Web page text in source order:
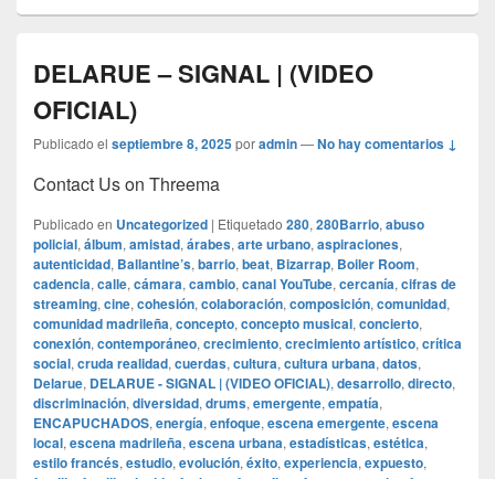
DELARUE – SIGNAL | (VIDEO
OFICIAL)
Publicado el septiembre 8, 2025poradmin—No hay comentarios ↓
Contact Us on Threema
Publicado en Uncategorized | Etiquetado 280, 280Barrio, abuso
policial, álbum, amistad, árabes, arte urbano, aspiraciones,
autenticidad, Ballantine’s, barrio, beat, Bizarrap, Boiler Room,
cadencia, calle, cámara, cambio, canal YouTube, cercanía, cifras de
streaming, cine, cohesión, colaboración, composición, comunidad,
comunidad madrileña, concepto, concepto musical, concierto,
conexión, contemporáneo, crecimiento, crecimiento artístico, crítica
social, cruda realidad, cuerdas, cultura, cultura urbana, datos,
Delarue, DELARUE - SIGNAL | (VIDEO OFICIAL), desarrollo, directo,
discriminación, diversidad, drums, emergente, empatía,
ENCAPUCHADOS, energía, enfoque, escena emergente, escena
local, escena madrileña, escena urbana, estadísticas, estética,
estilo francés, estudio, evolución, éxito, experiencia, expuesto,